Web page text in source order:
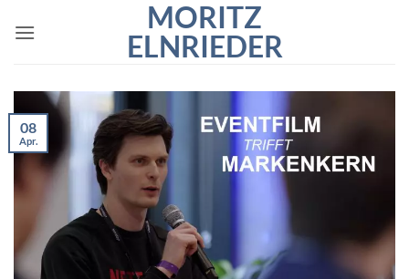
Inhalt
MORITZ
ELNRIEDER
08
Apr.